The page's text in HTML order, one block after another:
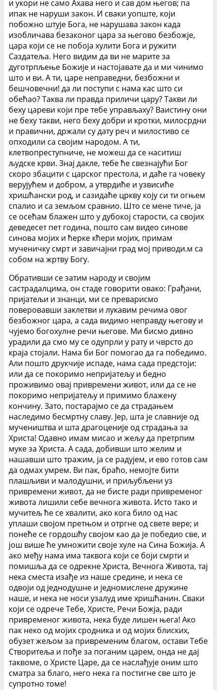
и укори не само Ахава него и сав дом његов; па
ипак не наруши закон. И сваки уопште, који
побожно штује Бога, не нарушава закон када
изобличава безаконог цара за његово безбожје,
цара који се не побоја хулити Бога и ружити
Саздатеља. Него видим да ви не марите за
дуготрпљење Божије и настојавате да и ми чинимо
што и ви. А ти, царе неправедни, безбожни и
бешчовечни! да ли поступи с нама кас што си
обећао? Таква ли правда приличи цару? Такви ли
беху цареви који пре тебе управљаху? Ваистину они
не беху такви, него беху добри и кротки, милосрдни
и правични, држали су дату реч и милостиво се
опходили са својим народом. А ти,
клетвопреступниче, не можеш да се наситиш
људске крви. Знај дакле, тебе ће свезнајући Бог
скоро збацити с царског престола, и даће га човеку
верујућем и добром, а утврдиће и узвисиће
хришћански род, и сазидаће цркву коју си ти огњем
спалио и са земљом сравнио. Што се мене тиче, ја
се осећам блажен што у дубокој старости, са својих
деведесет пет година, пошто сам видео синове
синова мојих и ћерке кћери мојих, примам
мученичку смрт и завичајни град мој приводи.м са
собом на жртву Богу.
Обративши се затим народу и својим
састрадалцима, он стаде говорити овако: Грађани,
пријатељи и знанци, ми се преварисмо
поверовавши заклетви и лукавим речима овог
безбожног цара, а сада видимо неправду његову и
чујемо богохулне речи његове. Ми бисмо дивно
урадили да смо му се одупрли у рату и чврсто до
краја стојали. Нама би Бог помогао да га победимо.
Али пошто друкчије испаде, нама сада предстоји:
или да се покоримо непријатељу и бедно
проживимо овај привремени живот, или да се не
покоримо непријатељу и примимо блажену
кончину. Зато, постарајмо се да страдањем
наследимо бесмртну славу. Јер, шта је славније од
мучеништва и шта драгоценије од страдања за
Христа! Одавно имам мисао и жељу да претрпим
муке за Христа. А сада, добивши што желим и
нашавши што тражим, ја се радујем, и ево готов сам
да одмах умрем. Ви пак, браћо, немојте бити
плашљиви и малодушни, и приљубљени уз
привремени живот, да не бисте ради привременог
живота лишили себе вечнога живота. Исто тако и
мучитељ ће се хвалити, ако кога било од нас
уплаши својом претњом и отргне од свете вере; и
понеће се гордошћу својом као да је победио све, и
још више ће умножити своје хуле на Сина Божија. А
ако међу нама има таквога који се боји смрти и
помишља да се одрекне Христа, Вечнога Живота, тај
нека сместа изађе из наше средине, и нека се
одвоји од једнодушне и једномислене дружине
наше, и нека не носи узалуд име хришћанин. Сваки
који се одрече Тебе, Христе, Речи Божја, ради
привременог живота, нека буде лишен њега! Ако
пак неко од мојих сродника и од мојих блиских,
обузет жељом за привременим благом, остави Тебе
Створитеља и пође за поганим царем, онда не дај
таквоме, о Христе Царе, да се наслађује оним што
сматра за благо, него нека га постигне све што је
супротно томе!